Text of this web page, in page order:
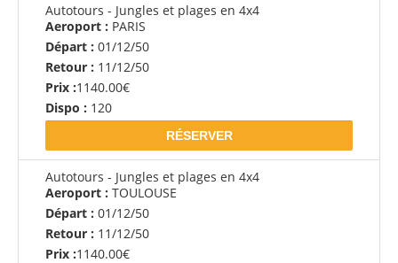
Autotours - Jungles et plages en 4x4
Aeroport : PARIS
Départ : 01/12/50
Retour : 11/12/50
Prix :1140.00€
Dispo : 120
RÉSERVER
Autotours - Jungles et plages en 4x4
Aeroport : TOULOUSE
Départ : 01/12/50
Retour : 11/12/50
Prix :1140.00€